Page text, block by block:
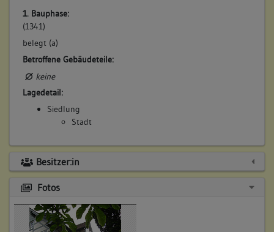
1. Bauphase:
(1341)
belegt (a)
Betroffene Gebäudeteile:
keine
Lagedetail:
Siedlung
Stadt
Besitzer:in
Fotos